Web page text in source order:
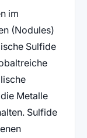
im
(Nodules)
Sulfide
Metalle
Sulfide